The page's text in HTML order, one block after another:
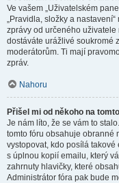
Ve vašem „Uživatelském
„Pravidla, složky a
zprávy od určeného uživatele
dostáváte urážlivé soukromé
moderátorům. Ti mají
zpráv.
Nahoru
Přišel mi od někoho na
Je nám líto, že se vám to
tomto fóru obsahuje obranné
vystopovat, kdo posílá takové
s úplnou kopií emailu, který
zahrnuty hlavičky, které
Administrátor fóra pak bude